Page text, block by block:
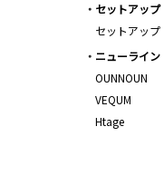
セットアップ
セットアップ
ニューライン
OUNNOUN
VEQUM
Htage